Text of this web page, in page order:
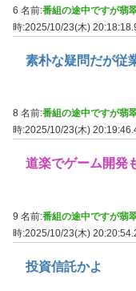
6 名前:番組の途中ですが翡
時:2025/10/23(木)
素朴な疑問だが従
8 名前:番組の途中ですが翡
時:2025/10/23(木)
道楽でゲーム開発
9 名前:番組の途中ですが翡
時:2025/10/23(木)
投資信託かよ